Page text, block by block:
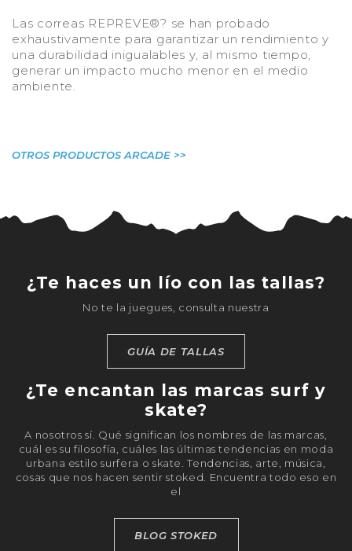
Las correas REPREVE®? se han probado
exhaustivamente para garantizar un rendimiento y
una durabilidad inigualables y, al mismo tiempo,
generar un impacto mucho menor en el medio
ambiente.
OTROS PRODUCTOS ARCADE >>
¿Te haces un lío con las tallas?
No te la juegues, consulta nuestra
GUÍA DE TALLAS
¿Te encantan las marcas surf y
skate?
A nosotros sí. Qué significan los nombres de las marcas,
cuál es su filosofía, cuáles las últimas tendencias en moda
urbana estilo surfera o skate. Tendencias, arte, música,
cosas que nos hacen sentir stoked. Encuentra todo eso en
el
BLOG STOKED